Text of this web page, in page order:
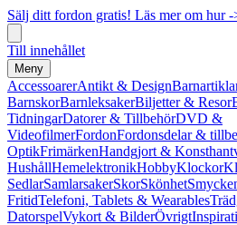
Sälj ditt fordon gratis! Läs mer om hur -
Till innehållet
Meny
AccessoarerAntikt & Design
BarnskorBarnleksakerBiljetter & Resor
TidningarDatorer & TillbehörDVD &
VideofilmerFordonFordonsdelar &
OptikFrimärkenHandgjort &
HushållHemelektronikHobbyKlockor
SedlarSamlarsakerSkorSkönhet
FritidTelefoni, Tablets & Wearables
DatorspelVykort & BilderÖvrigt